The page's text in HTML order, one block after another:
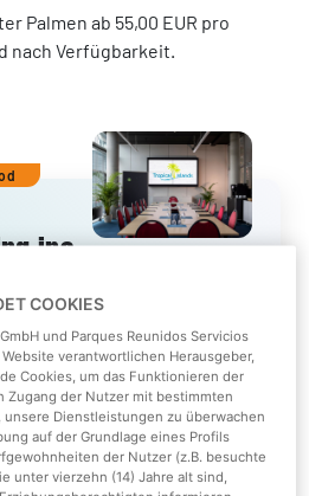
Palmen ab 55,00 EUR pro
nach Verfügbarkeit.
ins
Landschaft
COOKIES
und Parques Reunidos Servicios
verantwortlichen Herausgeber,
Cookies, um das Funktionieren der
Zugang der Nutzer mit bestimmten
Dienstleistungen zu überwachen
auf der Grundlage eines Profils
der Nutzer (z.B. besuchte
unter vierzehn (14) Jahre alt sind,